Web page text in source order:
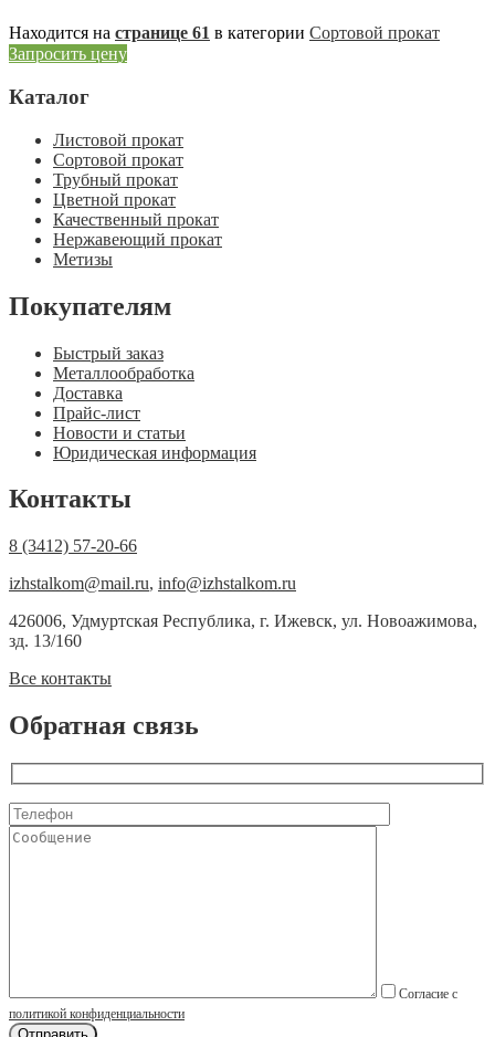
Находится на странице 61 в категории Сортовой прокат
Запросить цену
Каталог
Листовой прокат
Сортовой прокат
Трубный прокат
Цветной прокат
Качественный прокат
Нержавеющий прокат
Метизы
Покупателям
Быстрый заказ
Металлообработка
Доставка
Прайс-лист
Новости и статьи
Юридическая информация
Контакты
8 (3412) 57-20-66
izhstalkom@mail.ru, info@izhstalkom.ru
426006, Удмуртская Республика, г. Ижевск, ул. Новоажимова,
зд. 13/160
Все контакты
Обратная связь
Согласие с
политикой конфиденциальности